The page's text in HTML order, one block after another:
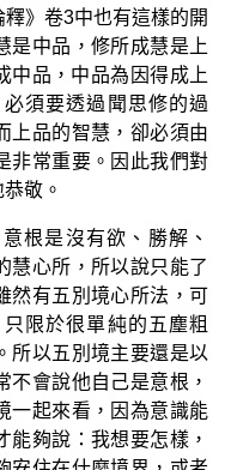
》卷3中也有這樣的開
是中品，修所成慧是上
品，中品為因得成上
須要透過聞思修的過
上品的智慧，卻必須由
非常重要。因此我們對
敬。
根是沒有欲、勝解、
慧心所，所以說只能了
然有五別境心所法，可
限於很單純的五塵粗
所以五別境主要還是以
不會說他自己是意根，
一起來看，因為意識能
夠說：我想要怎樣，